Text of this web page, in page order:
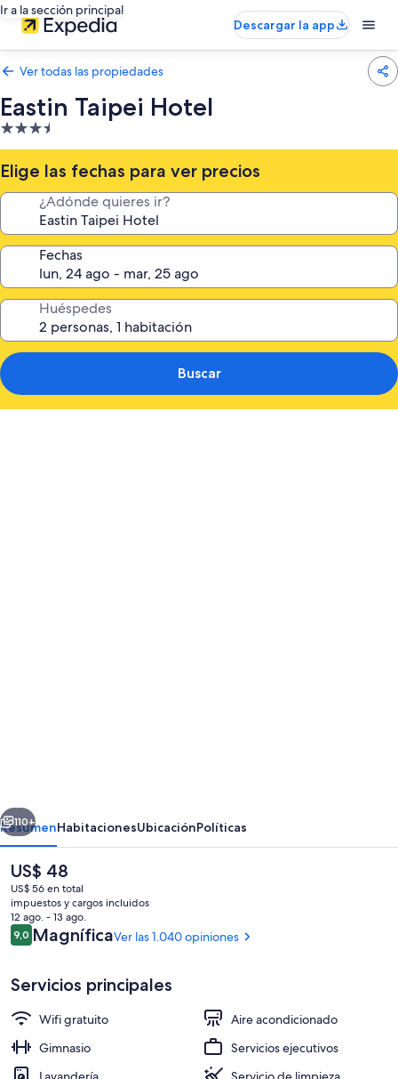
Ir a la sección principal
Descargar la app
Ver todas las propiedades
Eastin Taipei Hotel
Propiedad
de
3.5
estrellas
Elige las fechas para ver precios
¿Adónde quieres ir?
Fechas
Huéspedes
Buscar
Ropa de cama de alta calidad,
Siguiente
110+
ResumenHabitacionesUbicaciónPolíticas
El
precio
actual
es
de
US$ 48
US$ 48
US$ 56 en total
impuestos y cargos incluidos
12 ago. - 13 ago.
Opiniones
9,09,0 de 10
MagníficaVer las 1.040 opiniones
Servicios principales
Wifi gratuito
Aire acondicionado
Gimnasio
Servicios ejecutivos